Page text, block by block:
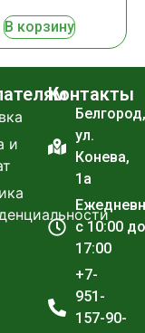
В корзину
и
Контакты
Белгород,
ул.
Конева,
1а
с 10:00 до
17:00
+7-
951-
157-90-